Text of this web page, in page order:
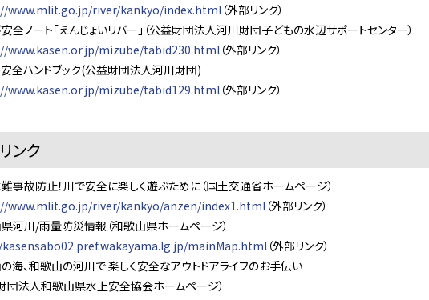
www.mlit.go.jp/river/kankyo/index.html （外部リンク）
ート「えんじょいリバー」（公益財団法人河川財団子どもの水辺サポートセンター）
www.kasen.or.jp/mizube/tabid230.html （外部リンク）
ハンドブック(公益財団法人河川財団)
www.kasen.or.jp/mizube/tabid129.html （外部リンク）
ンク
防止！川で安全に楽しく遊ぶために（国土交通省ホームページ）
www.mlit.go.jp/river/kankyo/anzen/index1.html （外部リンク）
川/雨量防災情報（和歌山県ホームページ）
mainMap.html （外部リンク）
和歌山の河川で 楽しく安全なアウトドアライフのお手伝い
人和歌山県水上安全協会ホームページ）